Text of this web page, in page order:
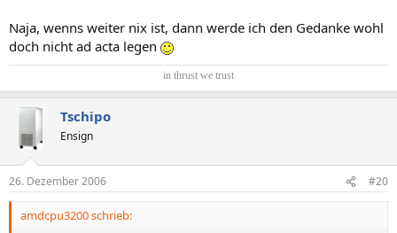
Naja, wenns weiter nix ist, dann werde ich den Gedanke wohl
doch nicht ad acta legen
in thrust we trust​
Tschipo
Ensign
26. Dezember 2006 #20
amdcpu3200 schrieb: